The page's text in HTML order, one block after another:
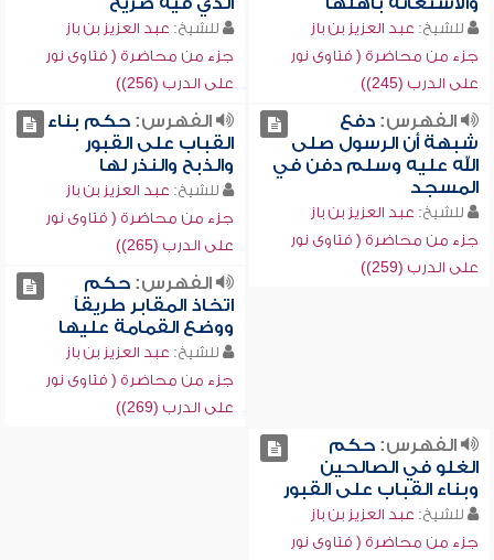
للشيخ: عبد العزيز بن باز
جزء من محاضرة ( فتاوى نور
على الدرب (245))
للشيخ: عبد العزيز بن باز
جزء من محاضرة ( فتاوى نور
على الدرب (256))
الفهرس:دفع
شبهة أن الرسول صلى
الله عليه وسلم دفن في
المسجد
للشيخ: عبد العزيز بن باز
جزء من محاضرة ( فتاوى نور
على الدرب (259))
الفهرس:حكم بناء
القباب على القبور
والذبح والنذر لها
للشيخ: عبد العزيز بن باز
جزء من محاضرة ( فتاوى نور
على الدرب (265))
الفهرس:حكم
اتخاذ المقابر طريقاً
ووضع القمامة عليها
للشيخ: عبد العزيز بن باز
جزء من محاضرة ( فتاوى نور
على الدرب (269))
الفهرس:حكم
الغلو في الصالحين
وبناء القباب على القبور
للشيخ: عبد العزيز بن باز
جزء من محاضرة ( فتاوى نور